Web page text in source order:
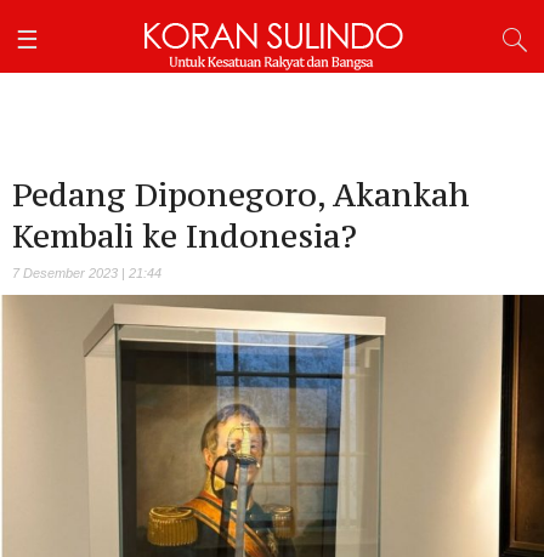
Pedang Diponegoro, Akankah
Kembali ke Indonesia?
7 Desember 2023 | 21:44